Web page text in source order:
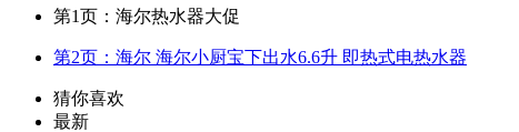
第1页：海尔热水器大促
第2页：海尔 海尔小厨宝下出水6.6升 即热式电热水器
猜你喜欢
最新